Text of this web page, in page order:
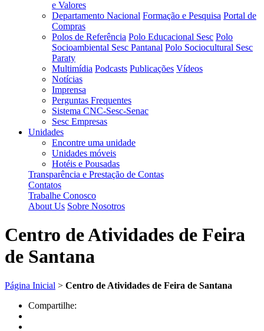
e Valores
Departamento Nacional Formação e Pesquisa Portal de
Compras
Polos de Referência Polo Educacional Sesc Polo
Socioambiental Sesc Pantanal Polo Sociocultural Sesc
Paraty
Multimídia Podcasts Publicações Vídeos
Notícias
Imprensa
Perguntas Frequentes
Sistema CNC-Sesc-Senac
Sesc Empresas
Unidades
Encontre uma unidade
Unidades móveis
Hotéis e Pousadas
Transparência e Prestação de Contas
Contatos
Trabalhe Conosco
About Us Sobre Nosotros
Centro de Atividades de Feira
de Santana
Página Inicial > Centro de Atividades de Feira de Santana
Compartilhe: